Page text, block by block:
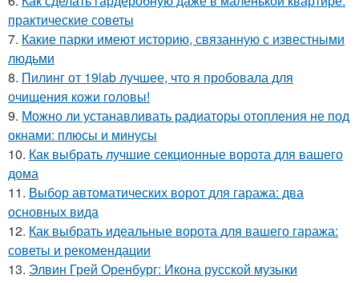
практические советы
7. Какие парки имеют историю, связанную с известными
людьми
8. Пилинг от 19lab лучшее, что я пробовала для
очищения кожи головы!
9. Можно ли устанавливать радиаторы отопления не под
окнами: плюсы и минусы
10. Как выбрать лучшие секционные ворота для вашего
дома
11. Выбор автоматических ворот для гаража: два
основных вида
12. Как выбрать идеальные ворота для вашего гаража:
советы и рекомендации
13. Элвин Грей Оренбург: Икона русской музыки